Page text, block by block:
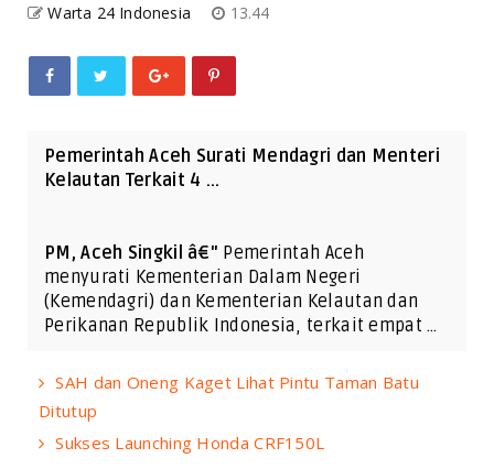
Warta 24 Indonesia 13.44
Pemerintah Aceh Surati Mendagri dan Menteri
Kelautan Terkait 4 ...
PM, Aceh Singkil â€" Pemerintah Aceh
menyurati Kementerian Dalam Negeri
(Kemendagri) dan Kementerian Kelautan dan
Perikanan Republik Indonesia, terkait empat …
SAH dan Oneng Kaget Lihat Pintu Taman Batu
Ditutup
Sukses Launching Honda CRF150L